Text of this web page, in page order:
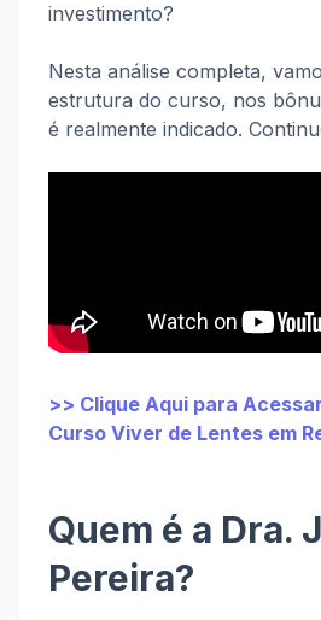
investimento?
Nesta análise completa,
estrutura do curso, nos
é realmente indicado.
>> Clique Aqui para
Curso Viver de Lentes em
Quem é a Dra.
Pereira?